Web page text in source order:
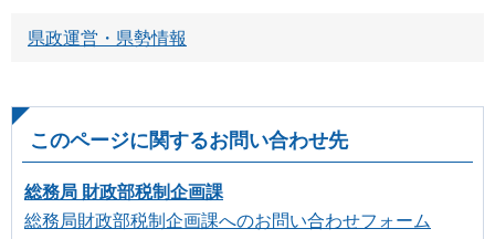
県政運営・県勢情報
このページに関するお問い合わせ先
総務局 財政部税制企画課
総務局財政部税制企画課へのお問い合わせフォーム